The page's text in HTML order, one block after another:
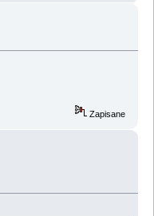
Zapisane